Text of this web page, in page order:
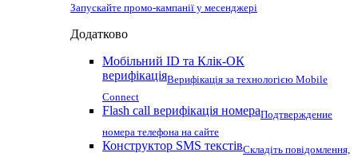
Запускайте промо-кампанії у месенджері
Додатково
Мобільний ID та Клік-ОК
верифікаціяВерифікація за технологією Mobile
Connect
Flash call верифікація номераПодтверждение
номера телефона на сайте
Конструктор SMS текстівСкладіть повідомлення,